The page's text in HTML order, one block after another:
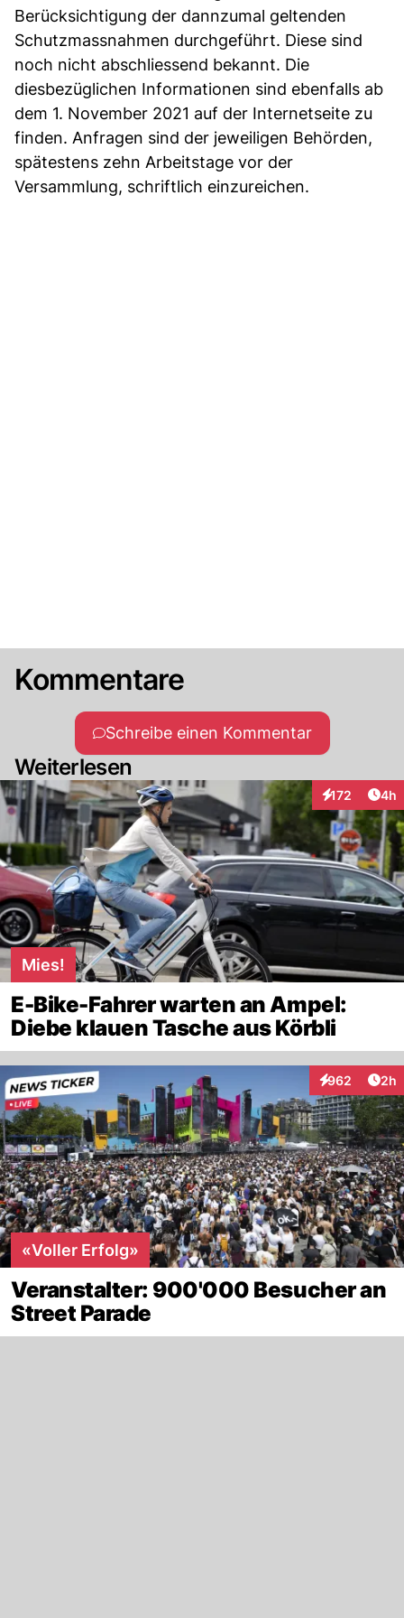
Berücksichtigung der dannzumal geltenden
Schutzmassnahmen durchgeführt. Diese sind
noch nicht abschliessend bekannt. Die
diesbezüglichen Informationen sind ebenfalls ab
dem 1. November 2021 auf der Internetseite zu
finden. Anfragen sind der jeweiligen Behörden,
spätestens zehn Arbeitstage vor der
Versammlung, schriftlich einzureichen.
Kommentare
Schreibe einen Kommentar
Weiterlesen
172
Interaktionen
4h
Mies!
E-Bike-Fahrer warten an Ampel:
Diebe klauen Tasche aus Körbli
962
Interaktionen
2h
«Voller Erfolg»
Veranstalter: 900'000 Besucher an
Street Parade